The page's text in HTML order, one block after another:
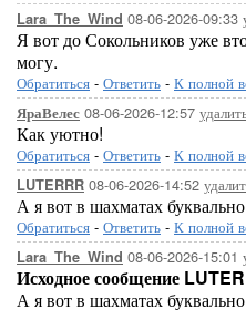
Lara_The_Wind 08-06-2026-09:33
Я вот до Сокольников уже
могу.
Обратиться - Ответить - К полной
ЯраВелес 08-06-2026-12:57
Как уютно!
Обратиться - Ответить - К полной
LUTERRR 08-06-2026-14:52
А я вот в шахматах
Обратиться - Ответить - К полной
Lara_The_Wind 08-06-2026-15:01
Исходное сообщение
А я вот в шахматах